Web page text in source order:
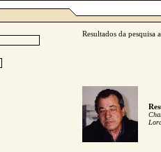
Resultados da pesquisa